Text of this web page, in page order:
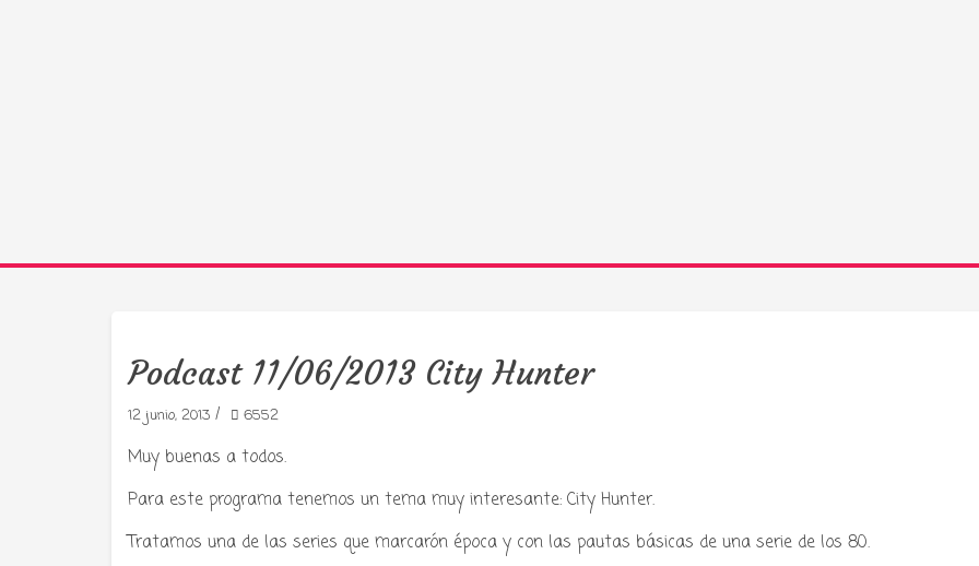
Tu radio y podcast sobre
cultura japonesa ツ
Podcast 11/06/2013 City Hunter
12 junio, 2013 / 6552
Muy buenas a todos.
Para este programa tenemos un tema muy interesante: City Hunter.
Tratamos una de las series que marcarón época y con las pautas básicas de una serie de los 80.